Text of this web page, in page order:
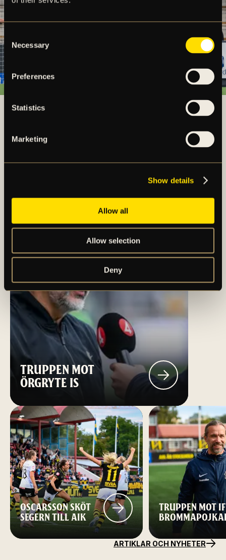
Consent
Selection
Necessary
Preferences
Statistics
Marketing
Show details
Allow all
Allow selection
Deny
TRUPPEN MOT
ÖRGRYTE IS
OSCARSSON SKÖT
SEGERN TILL AIK
TRUPPEN MOT IF
ARTIKLAR OCH NYHETER